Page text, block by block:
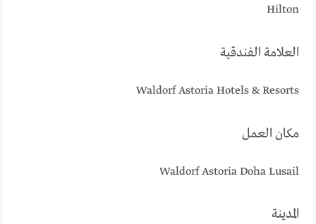
Hilton
العلامة الفندقية
Waldorf Astoria Hotels & Resorts
مكان العمل
Waldorf Astoria Doha Lusail
المدينة